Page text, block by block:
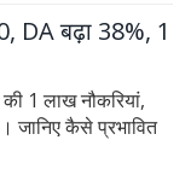
DA बढ़ा 38%, 1
1 लाख नौकरियां,
जानिए कैसे प्रभावित